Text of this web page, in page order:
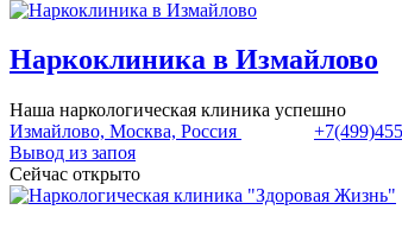
Наркоклиника в Измайлово
Наша наркологическая клиника успешно
Измайлово, Москва, Россия
Вывод из запоя
Сейчас открыто